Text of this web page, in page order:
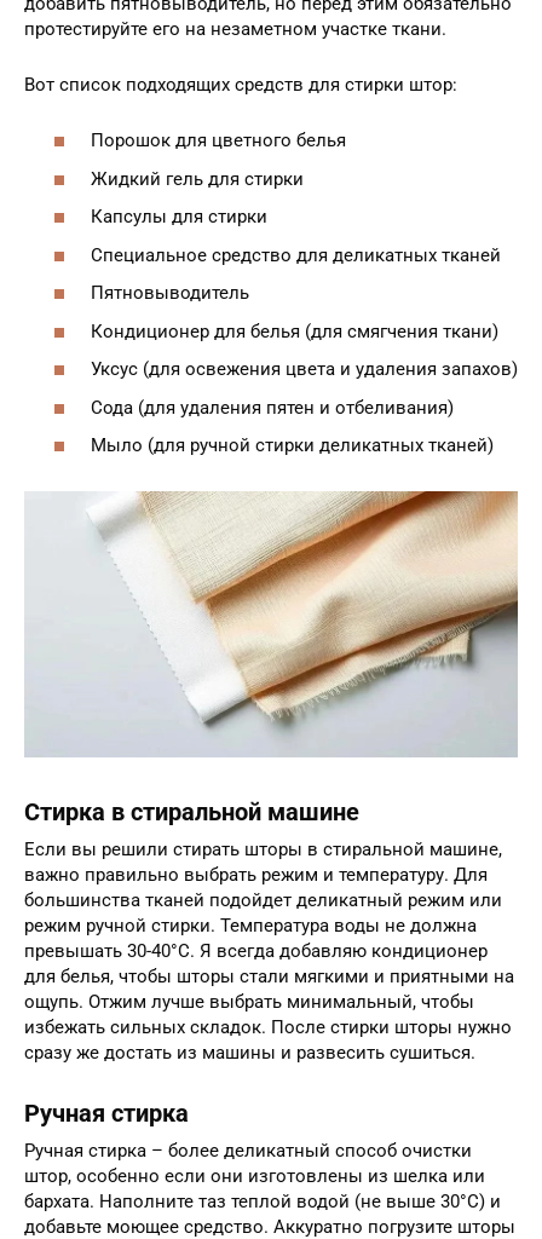
протестируйте его на незаметном участке ткани.
Вот список подходящих средств для стирки штор:
Порошок для цветного белья
Жидкий гель для стирки
Капсулы для стирки
Специальное средство для деликатных тканей
Пятновыводитель
Кондиционер для белья (для смягчения ткани)
Уксус (для освежения цвета и удаления запахов)
Сода (для удаления пятен и отбеливания)
Мыло (для ручной стирки деликатных тканей)
Стирка в стиральной машине
Если вы решили стирать шторы в стиральной машине,
важно правильно выбрать режим и температуру. Для
большинства тканей подойдет деликатный режим или
режим ручной стирки. Температура воды не должна
превышать 30-40°C. Я всегда добавляю кондиционер
для белья, чтобы шторы стали мягкими и приятными на
ощупь. Отжим лучше выбрать минимальный, чтобы
избежать сильных складок. После стирки шторы нужно
сразу же достать из машины и развесить сушиться.
Ручная стирка
Ручная стирка – более деликатный способ очистки
штор, особенно если они изготовлены из шелка или
бархата. Наполните таз теплой водой (не выше 30°C) и
добавьте моющее средство. Аккуратно погрузите шторы